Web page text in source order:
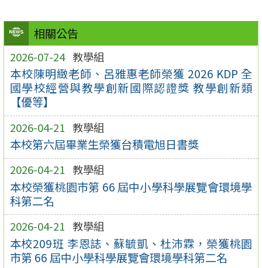
相關公告
2026-07-24 教學組
本校陳明緻老師、呂雅惠老師榮獲 2026 KDP 全
國學校經營與教學創新國際認證獎 教學創新類
【優等】
2026-04-21 教學組
本校第六屆畢業生榮獲台積電旭日書獎
2026-04-21 教學組
本校榮獲桃園市第 66 屆中小學科學展覽會環境學
科第二名
2026-04-21 教學組
本校209班 李恩誌、蘇毓凱、杜沛霖，榮獲桃園
市第 66 屆中小學科學展覽會環境學科第二名